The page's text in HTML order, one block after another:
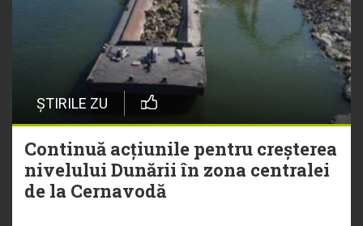
ȘTIRILE ZU
Continuă acțiunile pentru creșterea
nivelului Dunării în zona centralei
de la Cernavodă